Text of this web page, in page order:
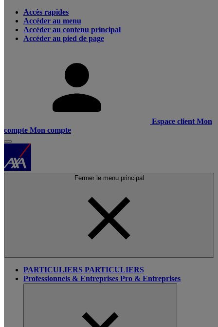
Accès rapides
Accéder au menu
Accéder au contenu principal
Accéder au pied de page
Espace client Mon
compte Mon compte
Fermer le menu principal
PARTICULIERS PARTICULIERS
Professionnels & Entreprises Pro & Entreprises